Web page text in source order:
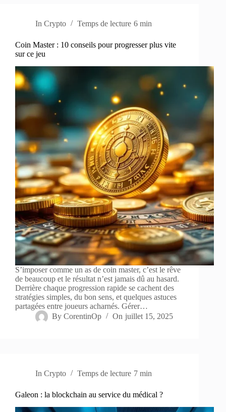
In Crypto Temps de lecture 6 min
Coin Master : 10 conseils pour progresser plus vite
sur ce jeu
S’imposer comme un as de coin master, c’est le rêve
de beaucoup et le résultat n’est jamais dû au hasard.
Derrière chaque progression rapide se cachent des
stratégies simples, du bon sens, et quelques astuces
partagées entre joueurs acharnés. Gérer…
By CorentinOp On juillet 15, 2025
In Crypto Temps de lecture 7 min
Galeon : la blockchain au service du médical ?